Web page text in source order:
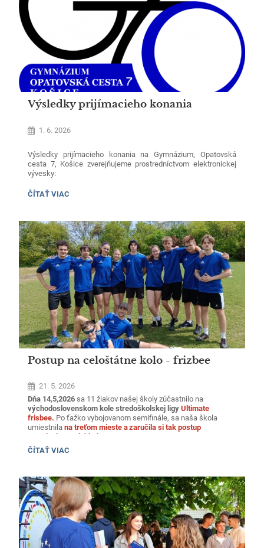
Výsledky prijímacieho konania
1. 6. 2026
Výsledky prijímacieho konania na Gymnázium, Opatovská
cesta 7, Košice zverejňujeme prostredníctvom elektronickej
vývesky:
odbor 7902J00-gymnázium-4ročné:
odbor 7902J00-gymnázium-8ročné:
VÝSLEDKY
ČÍTAŤ VIAC
Postup na celoštátne kolo - frizbee
21. 5. 2026
Dňa 14,5,2026 sa 11 žiakov našej školy zúčastnilo na
východoslovenskom kole stredoškolskej ligy Ultimate
frisbee. Po ťažko vybojovanom semifinále, sa naša škola
umiestnila na treťom mieste a zaručila si tak postup
na celoslovenské kolo.
POSTUP
KOLO
-
FRIZBEE:
ČÍTAŤ VIAC